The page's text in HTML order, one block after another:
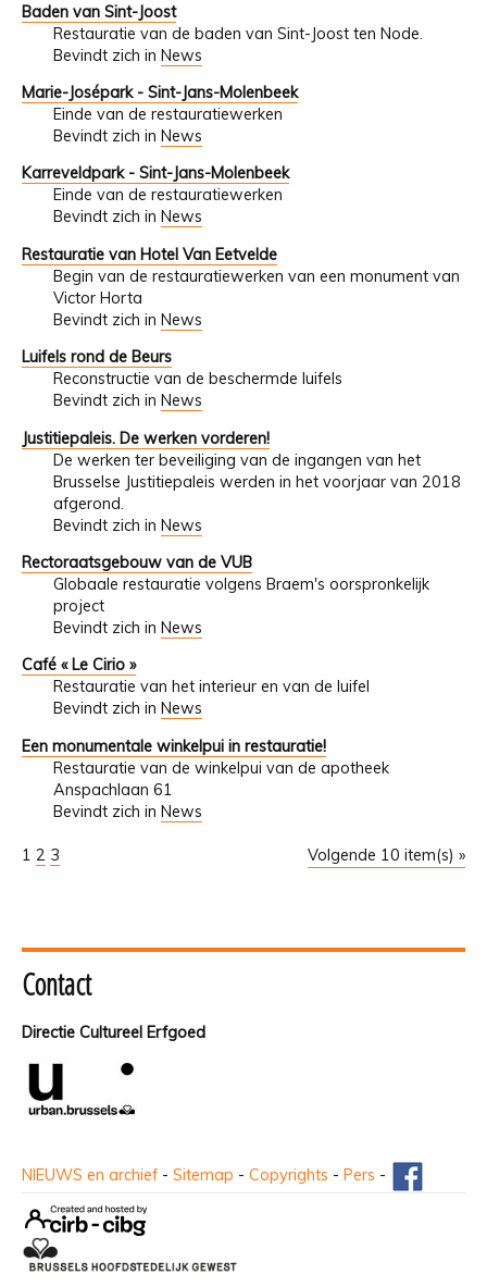
Baden van Sint-Joost
Restauratie van de baden van Sint-Joost ten Node.
Bevindt zich in News
Marie-Josépark - Sint-Jans-Molenbeek
Einde van de restauratiewerken
Bevindt zich in News
Karreveldpark - Sint-Jans-Molenbeek
Einde van de restauratiewerken
Bevindt zich in News
Restauratie van Hotel Van Eetvelde
Begin van de restauratiewerken van een monument van
Victor Horta
Bevindt zich in News
Luifels rond de Beurs
Reconstructie van de beschermde luifels
Bevindt zich in News
Justitiepaleis. De werken vorderen!
De werken ter beveiliging van de ingangen van het
Brusselse Justitiepaleis werden in het voorjaar van 2018
afgerond.
Bevindt zich in News
Rectoraatsgebouw van de VUB
Globaale restauratie volgens Braem's oorspronkelijk
project
Bevindt zich in News
Café « Le Cirio »
Restauratie van het interieur en van de luifel
Bevindt zich in News
Een monumentale winkelpui in restauratie!
Restauratie van de winkelpui van de apotheek
Anspachlaan 61
Bevindt zich in News
Volgende 10 item(s) »
1 2 3
Contact
Directie Cultureel Erfgoed
NIEUWS en archief - Sitemap - Copyrights - Pers -